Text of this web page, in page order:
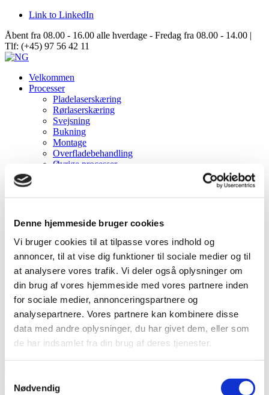
Denne hjemmeside bruger cookies
Vi bruger cookies til at tilpasse vores indhold og
annoncer, til at vise dig funktioner til sociale medier og til
at analysere vores trafik. Vi deler også oplysninger om
din brug af vores hjemmeside med vores partnere inden
for sociale medier, annonceringspartnere og
analysepartnere. Vores partnere kan kombinere disse
data med andre oplysninger, du har givet dem, eller som
de har indsamlet fra din brug af deres tjenester.
Nødvendig
Link to LinkedIn
Åbent fra 08.00 - 16.00 alle hverdage - Fredag fra 08.00 - 14.00 |
Tlf: (+45) 97 56 42 11
Velkommen
Processer
Pladelaserskæring
Rørlaserskæring
Svejsning
Bukning
Montage
Overfladebehandling
Øvrige processer
Outsourcing
Samarbejde
Server Racks
Aisle Containment
Structures
Virksomhedsinformation
Karriere hos os
Salg & Leveringsbetingelser
Kontakt
Kontakt os
Team NG
Søg
Menu Menu
replies